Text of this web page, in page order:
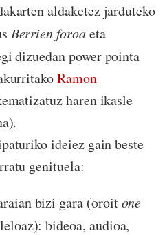
aldaketez jarduteko
Berrien foroaeta
dizuedan power pointa
Ramon
haren ikasle
ideiez gain beste
genituela:
bizi gara (oroitone
bideoa, audioa,